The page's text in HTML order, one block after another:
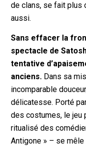
de clans, se fait plus
aussi.
Sans effacer la
spectacle de
tentative
anciens. Dans sa
incomparable
délicatesse. Porté
des costumes, le jeu
ritualisé des
Antigone » – se